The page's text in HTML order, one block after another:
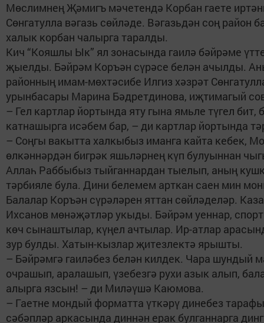
Мөслимнең Җәмигъ мәчетендә Корбан гаете
Сөнгатулла вәгазь сөйләде. Вәгазьдән соң
халык корбан чалырга таралды.
Кич “Кояшлы Ык” ял зонасында гаилә бәйрәме
җыелды. Бәйрәм Коръән сүрәсе белән ачылды.
районның имам-мөхтәсибе Илгиз хәзрәт
урынбасары Марина Бәдретдинова, иҗтимагый
– Гел картлар йортында яту гына ямьле түгел
катнашырга исәбем бар, – ди картлар йортында
– Соңгы вакытта халкыбыз иманга кайта кебек,
өлкәннәрдән бигрәк яшьләрнең күп булуыннан
Аллаһ Раббыбыз тыйганнардан тыелып, аның
тәрбияле була. Дини белемем арткан саен мин
Балалар Коръән сүрәләрен яттан сөйләделәр.
Ихсанов мөнәҗәтләр укыды. Бәйрәм уеннар,
көч сынаштылар, күңел ачтылар. Ир-атлар
зур булды. Хатын-кызлар җитезлектә ярышты.
– Бәйрәмгә гаиләбез белән килдек. Чара шундый
очрашып, аралашып, үзебезгә рухи азык алып,
алырга язсын! – ди Миләүшә Каюмова.
– Гаетне мондый форматта үткәрү динебез
сәбәпләр аркасында диннән ерак булганнарга